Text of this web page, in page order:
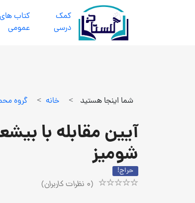
كمك
درسي
كتاب هاي
عمومي
شما اینجا هستید > خانه > گروه
آیین مقابله با
شومیز
حراج!
(
0 نظرات کاربران)